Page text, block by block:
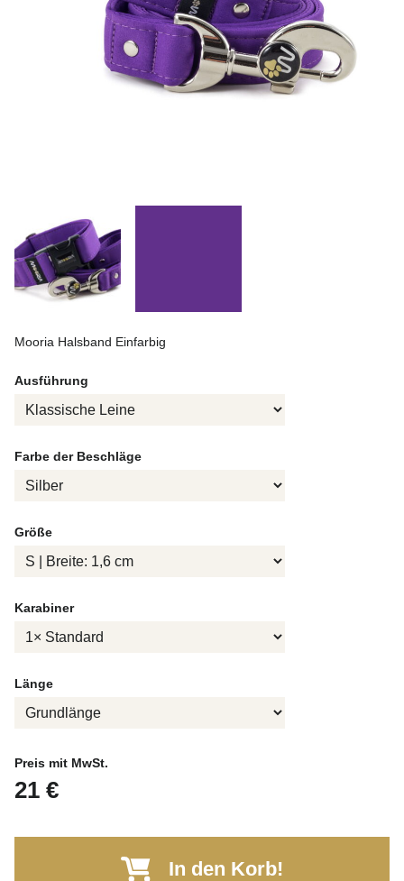
Mooria Halsband Einfarbig
Ausführung
Farbe der Beschläge
Größe
Karabiner
Länge
Preis mit MwSt.
21 €
In den Korb!